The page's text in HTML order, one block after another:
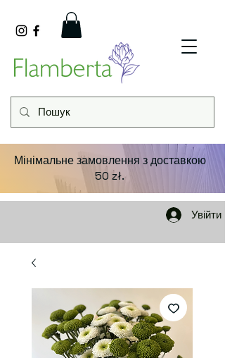
Мінімальне замовлення з доставкою
50 zł.
Увійти